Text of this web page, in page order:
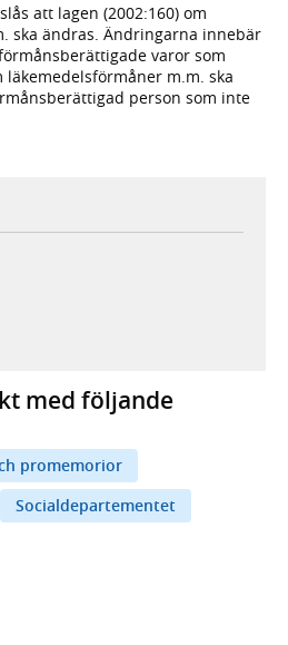
att lagen (2002:160) om
ska ändras. Ändringarna innebär
varor som
läkemedelsförmåner m.m. ska
person som inte
i ny flik, extern webbplats,
extern webbplats,
ny flik, extern webbplats,
e-postklient,
med följande
promemorior
Socialdepartementet